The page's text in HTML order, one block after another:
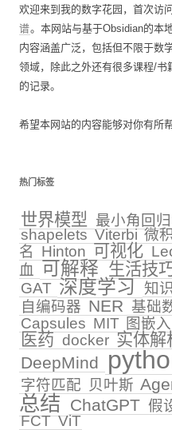
欢迎来到我的数字花园，首次访
谱。本网站与基于Obsidian的本
内容涵盖广泛，包括但不限于数
领域，除此之外还有很多课程/
的记录。
希望本网站的内容能够对你有所
热门标签
世界模型 最小角回
shapeletsViterbi微
名
Hinton 可视化
血
可解释 生活技
GAT 深度学习 知
自编码器 NER 基础
Capsules MIT 图嵌入
医药 docker 实体解
DeepMind
字符匹配 贝叶斯
总结
ChatGPT 假
FCTViT